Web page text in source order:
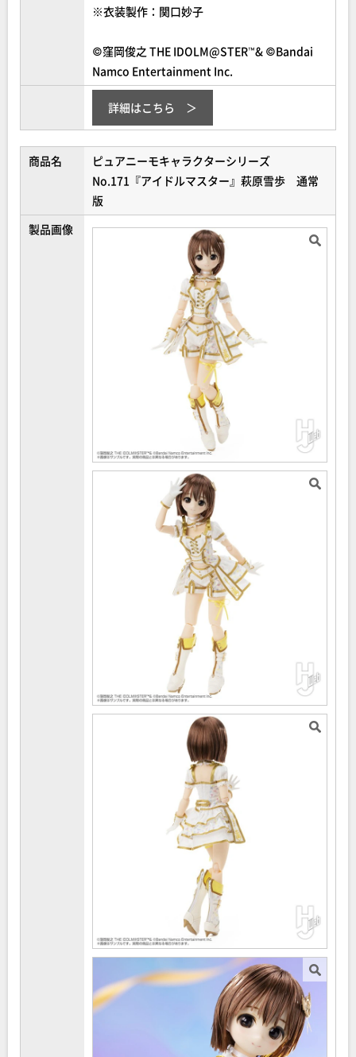
※衣装製作：関口妙子
©窪岡俊之 THE IDOLM@STER™& ©Bandai
Namco Entertainment Inc.
詳細はこちら
商品名
ピュアニーモキャラクターシリーズ
No.171『アイドルマスター』萩原雪歩 通常
版
製品画像